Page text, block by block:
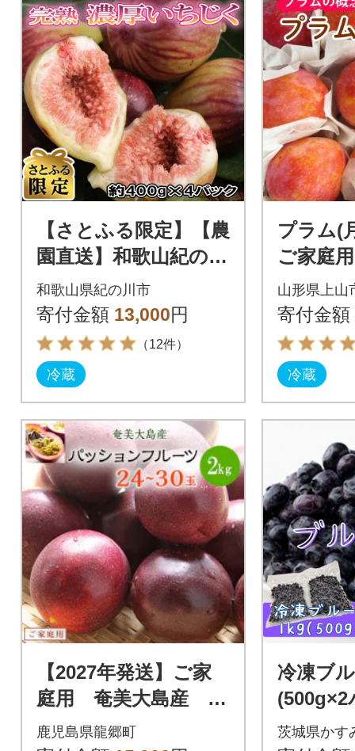
【さとふる限定】【農
園直送】和歌山紀の川
産の完熟濃厚いちじ
く400g×4パック入り
和歌山県紀の川市
寄付金額 13,000円
（12件）
冷蔵
プラム
ご家庭
山形県上山
寄付金額
冷蔵
【2027年発送】ご家
庭用 奄美大島産 パ
ッションフルーツ〔2
鹿児島県龍郷町
冷凍ブ
(500g×2
茨城県かす